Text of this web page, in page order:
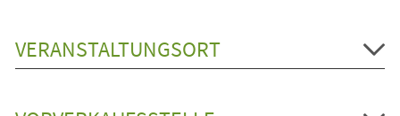
VERANSTALTUNGSORT